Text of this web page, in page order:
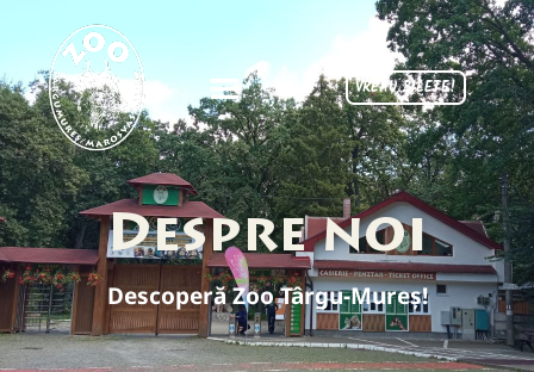
VREAU BILETE!
Despre noi
Descoperă Zoo Târgu-Mureș!